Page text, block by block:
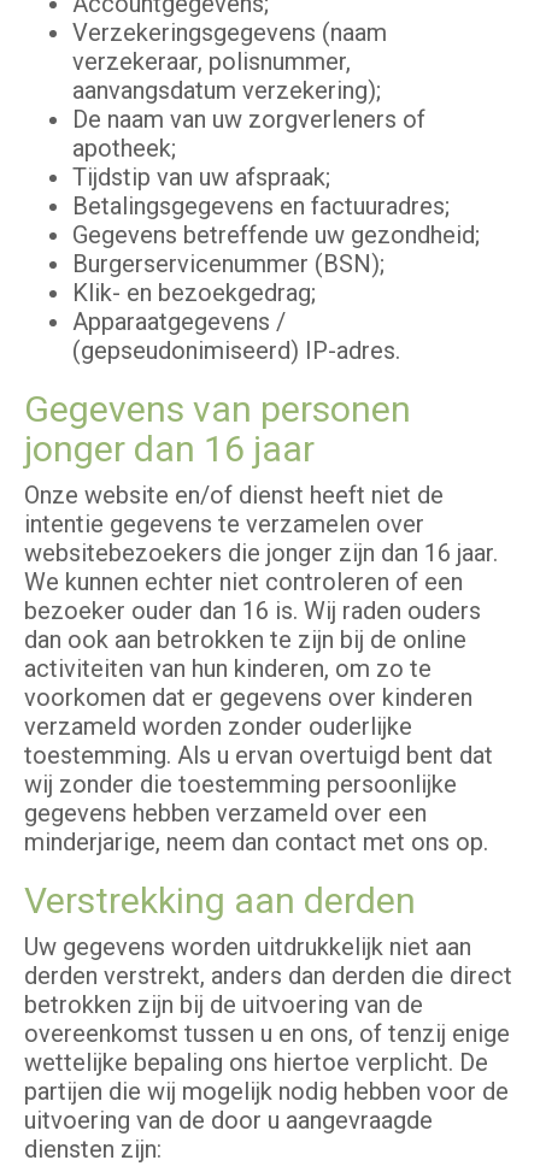
Verzekeringsgegevens (naam
verzekeraar, polisnummer,
aanvangsdatum verzekering);
De naam van uw zorgverleners of
apotheek;
Tijdstip van uw afspraak;
Betalingsgegevens en factuuradres;
Gegevens betreffende uw gezondheid;
Burgerservicenummer (BSN);
Klik- en bezoekgedrag;
Apparaatgegevens /
(gepseudonimiseerd) IP-adres.
Gegevens van personen
jonger dan 16 jaar
Onze website en/of dienst heeft niet de
intentie gegevens te verzamelen over
websitebezoekers die jonger zijn dan 16 jaar.
We kunnen echter niet controleren of een
bezoeker ouder dan 16 is. Wij raden ouders
dan ook aan betrokken te zijn bij de online
activiteiten van hun kinderen, om zo te
voorkomen dat er gegevens over kinderen
verzameld worden zonder ouderlijke
toestemming. Als u ervan overtuigd bent dat
wij zonder die toestemming persoonlijke
gegevens hebben verzameld over een
minderjarige, neem dan contact met ons op.
Verstrekking aan derden
Uw gegevens worden uitdrukkelijk niet aan
derden verstrekt, anders dan derden die direct
betrokken zijn bij de uitvoering van de
overeenkomst tussen u en ons, of tenzij enige
wettelijke bepaling ons hiertoe verplicht. De
partijen die wij mogelijk nodig hebben voor de
uitvoering van de door u aangevraagde
diensten zijn: